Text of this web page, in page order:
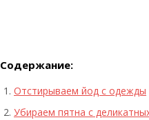
Содержание:
Отстирываем йод с одежды
Убираем пятна с